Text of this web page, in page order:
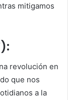
mitigamos
revolución en
que nos
a la